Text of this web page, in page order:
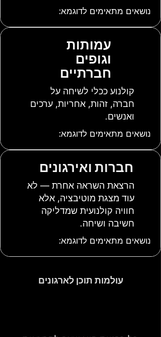
נושאים מתאימים לדוגמא:
עמותות
וגופים
חברתיים
קולנוע ככלי לשיחה על
חברה, זהות, אחריות, ערכים
ואנשים.
נושאים מתאימים לדוגמא:
חברות ואירגונים
הרצאת השראה אחרת — לא
עוד מצגת מוטיבציה, אלא
חוויה קולנועית שמדליקה
חשיבה ושיחה.
נושאים מתאימים לדוגמא:
עולמות תוכן לארגונים